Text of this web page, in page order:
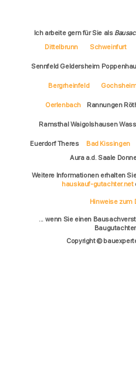
Ich arbeite gern für Sie als
Dittelbrunn
Schweinfurt
Sennfeld Geldersheim
Bergrheinfeld
Oerlenbach Rannungen
Ramsthal Waigolshausen
Euerdorf Theres Bad Kissingen
Aura a.d. Saale
Weitere Informationen erhalten
hauskauf-gutachter.net
Hinweise zum
... wenn Sie einen
Copyright ©